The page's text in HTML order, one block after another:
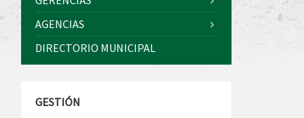
AGENCIAS
DIRECTORIO MUNICIPAL
GESTIÓN